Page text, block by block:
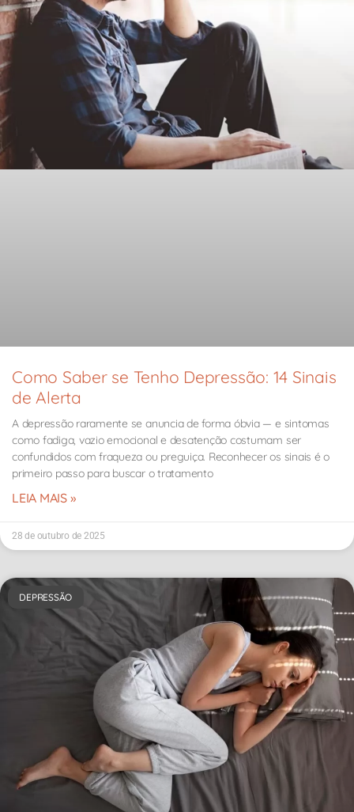
Como Saber se Tenho Depressão: 14 Sinais
de Alerta
A depressão raramente se anuncia de forma óbvia — e sintomas
como fadiga, vazio emocional e desatenção costumam ser
confundidos com fraqueza ou preguiça. Reconhecer os sinais é o
primeiro passo para buscar o tratamento
LEIA MAIS »
28 de outubro de 2025
DEPRESSÃO